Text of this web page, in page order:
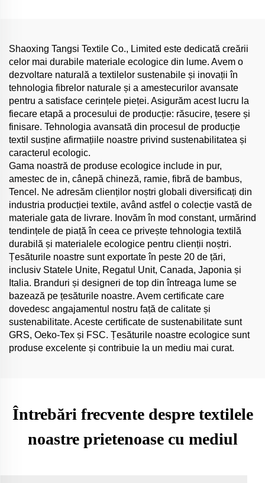
ecologică pentru modă
Shaoxing Tangsi Textile Co., Limited este dedicată creării
celor mai durabile materiale ecologice din lume. Avem o
dezvoltare naturală a textilelor sustenabile și inovații în
tehnologia fibrelor naturale și a amestecurilor avansate
pentru a satisface cerințele pieței. Asigurăm acest lucru la
fiecare etapă a procesului de producție: răsucire, țesere și
finisare. Tehnologia avansată din procesul de producție
textil susține afirmațiile noastre privind sustenabilitatea și
caracterul ecologic.
Gama noastră de produse ecologice include in pur,
amestec de in, cânepă chineză, ramie, fibră de bambus,
Tencel. Ne adresăm clienților noștri globali diversificați din
industria producției textile, având astfel o colecție vastă de
materiale gata de livrare. Inovăm în mod constant, urmărind
tendințele de piață în ceea ce privește tehnologia textilă
durabilă și materialele ecologice pentru clienții noștri.
Țesăturile noastre sunt exportate în peste 20 de țări,
inclusiv Statele Unite, Regatul Unit, Canada, Japonia și
Italia. Branduri și designeri de top din întreaga lume se
bazează pe țesăturile noastre. Avem certificate care
dovedesc angajamentul nostru față de calitate și
sustenabilitate. Aceste certificate de sustenabilitate sunt
GRS, Oeko-Tex și FSC. Țesăturile noastre ecologice sunt
produse excelente și contribuie la un mediu mai curat.
Întrebări frecvente despre textilele
noastre prietenoase cu mediul